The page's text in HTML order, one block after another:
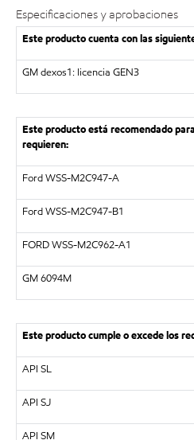
Especificaciones y aprobaciones
Este producto cuenta con las
GM dexos1: licencia GEN3
Este producto está recomendado
requieren:
Ford WSS-M2C947-A
Ford WSS-M2C947-B1
FORD WSS-M2C962-A1
GM 6094M
Este producto cumple o excede los
API SL
API SJ
API SM